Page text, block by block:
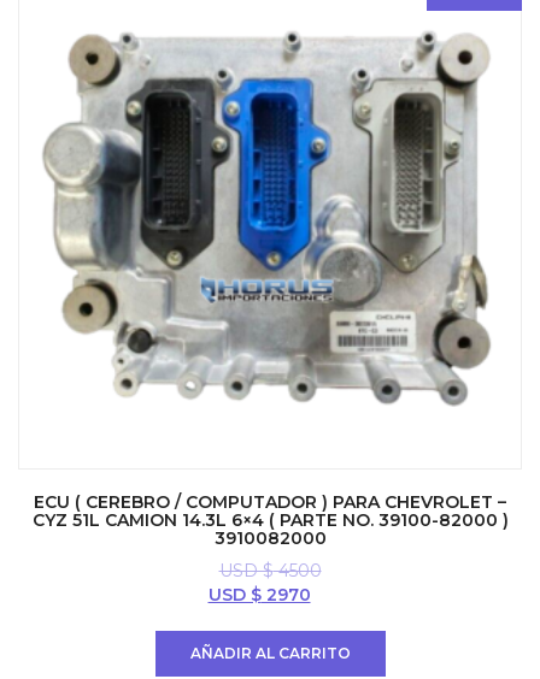
ECU ( CEREBRO / COMPUTADOR ) PARA CHEVROLET –
CYZ 51L CAMION 14.3L 6×4 ( PARTE NO. 39100-82000 )
3910082000
USD $4500
El
original
USD $2970El
AÑADIR AL CARRITO